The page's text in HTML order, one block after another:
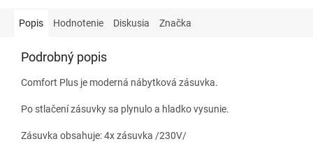
Popis Hodnotenie Diskusia Značka
Podrobný popis
Comfort Plus je moderná nábytková zásuvka.
Po stlačení zásuvky sa plynulo a hladko vysunie.
Zásuvka obsahuje: 4x zásuvka /230V/